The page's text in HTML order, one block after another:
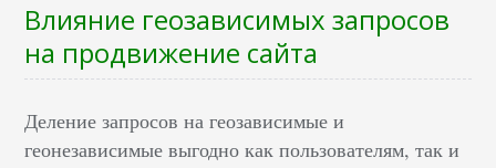
Влияние геозависимых запросов
на продвижение сайта
Деление запросов на геозависимые и
геонезависимые выгодно как пользователям, так и